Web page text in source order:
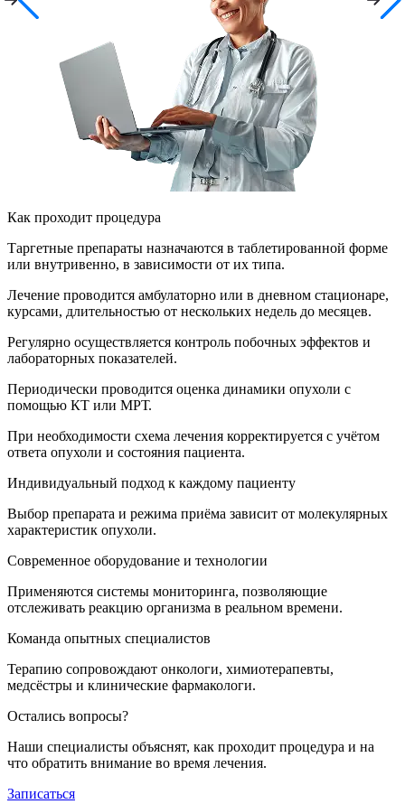
Как проходит процедура
Таргетные препараты назначаются в таблетированной форме
или внутривенно, в зависимости от их типа.
Лечение проводится амбулаторно или в дневном стационаре,
курсами, длительностью от нескольких недель до месяцев.
Регулярно осуществляется контроль побочных эффектов и
лабораторных показателей.
Периодически проводится оценка динамики опухоли с
помощью КТ или МРТ.
При необходимости схема лечения корректируется с учётом
ответа опухоли и состояния пациента.
Индивидуальный подход к каждому пациенту
Выбор препарата и режима приёма зависит от молекулярных
характеристик опухоли.
Современное оборудование и технологии
Применяются системы мониторинга, позволяющие
отслеживать реакцию организма в реальном времени.
Команда опытных специалистов
Терапию сопровождают онкологи, химиотерапевты,
медсёстры и клинические фармакологи.
Остались вопросы?
Наши специалисты объяснят, как проходит процедура и на
что обратить внимание во время лечения.
Записаться